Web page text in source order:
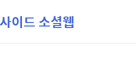
이드 소셜웹